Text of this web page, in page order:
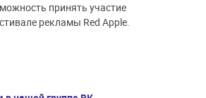
принять участие
рекламы Red Apple.